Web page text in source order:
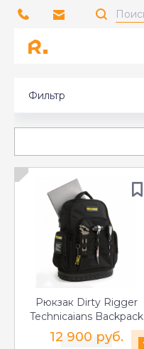
Фильтр
Рюкзак Dirty Rigger
Technicaians Backpack
12 900 руб.